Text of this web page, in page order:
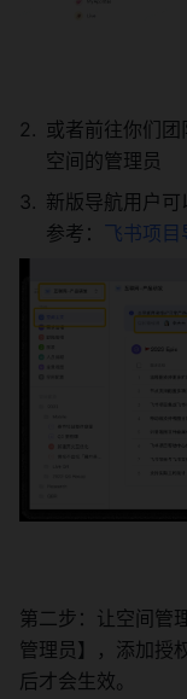
或者前往你们
空间的管理员
新版导航用户
参考： 飞书项
第二步：让空间管
管理员】，添加授
后才会生效。